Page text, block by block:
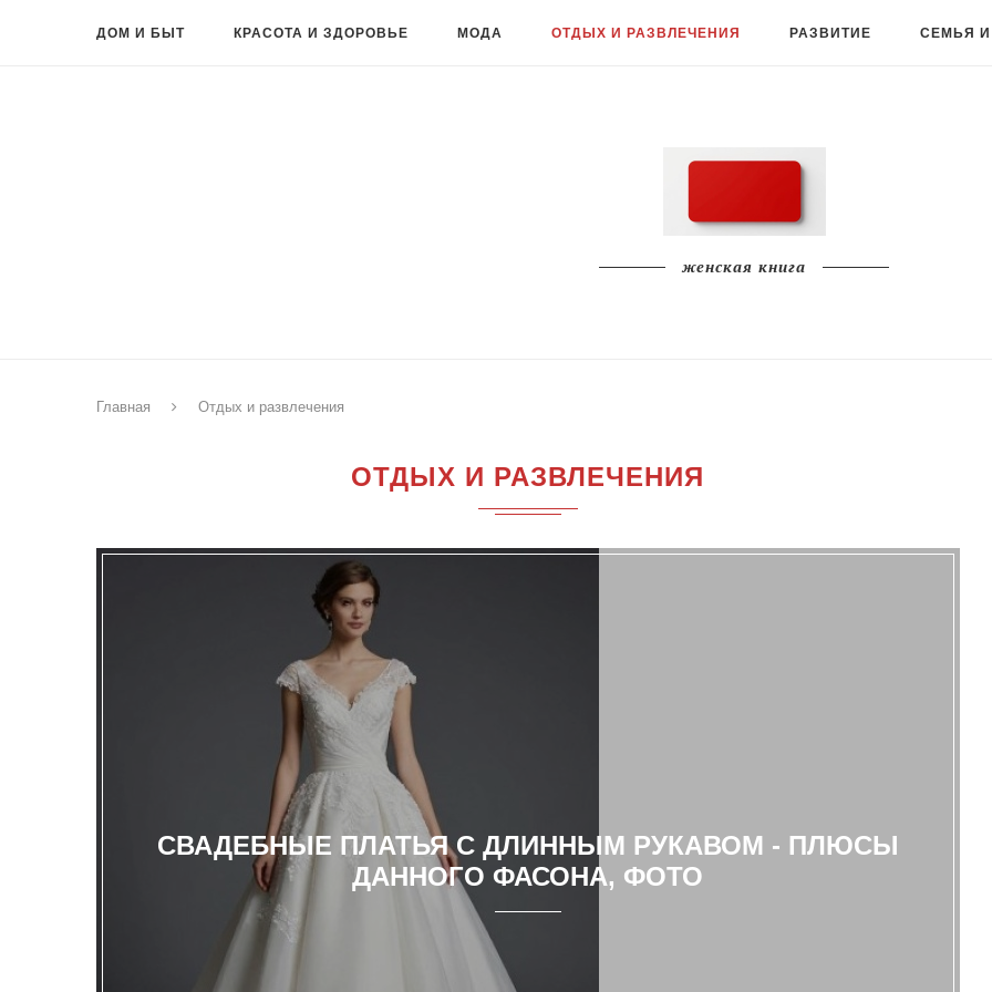
ДОМ И БЫТ КРАСОТА И ЗДОРОВЬЕ МОДА ОТДЫХ И РАЗВЛЕЧЕНИЯ РАЗВИТИЕ СЕМЬЯ И
женская книга
Главная Отдых и развлечения
ОТДЫХ И РАЗВЛЕЧЕНИЯ
СВАДЕБНЫЕ ПЛАТЬЯ С ДЛИННЫМ РУКАВОМ - ПЛЮСЫ
ДАННОГО ФАСОНА, ФОТО